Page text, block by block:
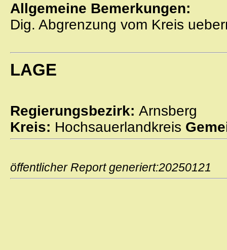
Allgemeine Bemerkungen:
Dig. Abgrenzung vom Kreis
LAGE
Regierungsbezirk: Arnsberg
Kreis: Hochsauerlandkreis
öffentlicher Report